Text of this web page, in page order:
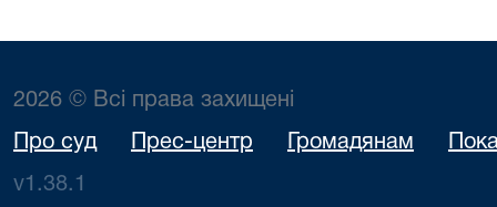
2026 © Всі права захищені
Про суд Прес-центр Громадянам
v1.38.1